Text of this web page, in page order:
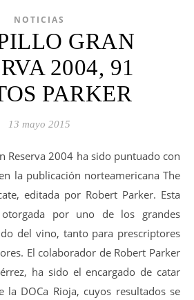
NOTICIAS
GRAN
2004, 91
PARKER
13 mayo 2015
Reserva 2004 ha sido puntuado con
la publicación norteamericana The
editada por Robert Parker. Esta
por uno de los grandes
del vino, tanto para prescriptores
El colaborador de Robert Parker
ha sido el encargado de catar
la DOCa Rioja, cuyos resultados se